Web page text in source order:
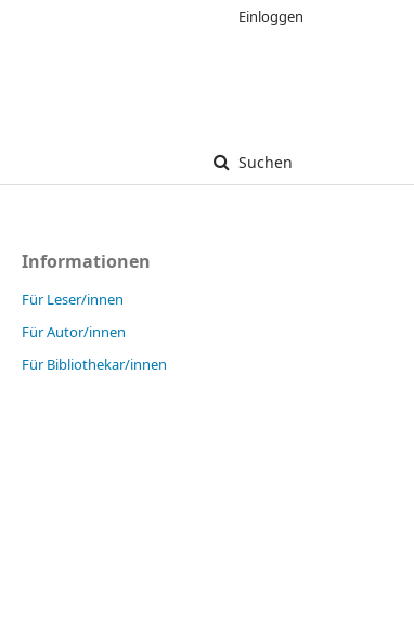
Suchen
Einloggen
Informationen
Für Leser/innen
Für Autor/innen
Für Bibliothekar/innen